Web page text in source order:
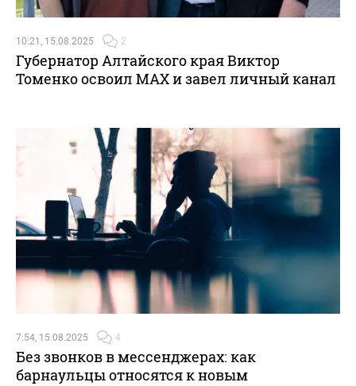
10:21, 15.08.2025 2
Губернатор Алтайского края Виктор
Томенко освоил MАХ и завел личный канал
7:54, 15.08.2025 4
Без звонков в мессенджерах: как
барнаульцы относятся к новым